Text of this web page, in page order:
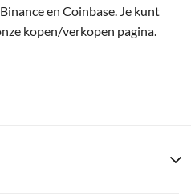
en Coinbase. Je kunt
kopen/verkopen pagina.